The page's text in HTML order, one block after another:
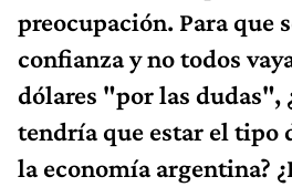
preocupación. Para que
confianza y no todos
dólares "por las dudas",
tendría que estar el tipo
la economía argentina?